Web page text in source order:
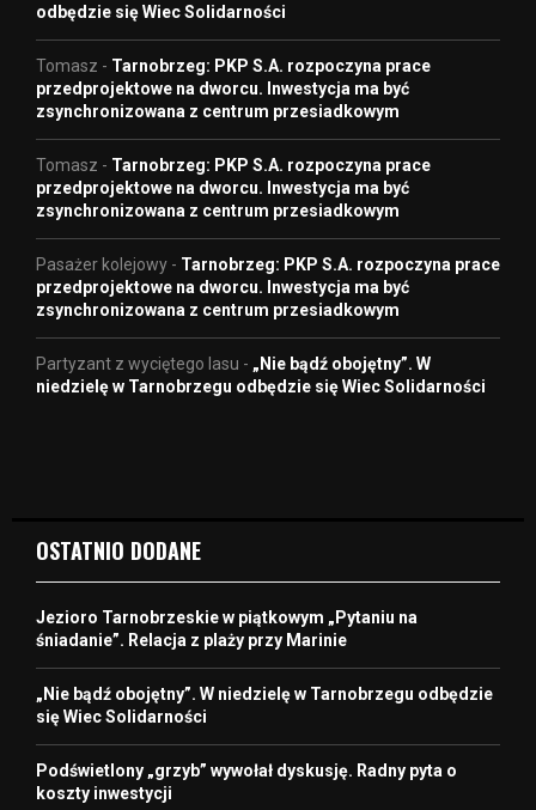
odbędzie się Wiec Solidarności
Tomasz - Tarnobrzeg: PKP S.A. rozpoczyna prace
przedprojektowe na dworcu. Inwestycja ma być
zsynchronizowana z centrum przesiadkowym
Tomasz - Tarnobrzeg: PKP S.A. rozpoczyna prace
przedprojektowe na dworcu. Inwestycja ma być
zsynchronizowana z centrum przesiadkowym
Pasażer kolejowy - Tarnobrzeg: PKP S.A. rozpoczyna prace
przedprojektowe na dworcu. Inwestycja ma być
zsynchronizowana z centrum przesiadkowym
Partyzant z wyciętego lasu - „Nie bądź obojętny”. W
niedzielę w Tarnobrzegu odbędzie się Wiec Solidarności
OSTATNIO DODANE
Jezioro Tarnobrzeskie w piątkowym „Pytaniu na
śniadanie”. Relacja z plaży przy Marinie
„Nie bądź obojętny”. W niedzielę w Tarnobrzegu odbędzie
się Wiec Solidarności
Podświetlony „grzyb” wywołał dyskusję. Radny pyta o
koszty inwestycji